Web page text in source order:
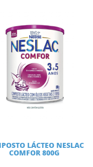
LÁCTEO NESLAC
COMFOR 800G